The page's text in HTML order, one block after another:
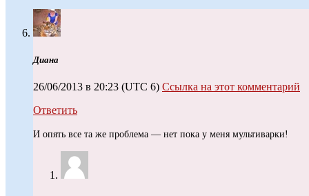
Диана
26/06/2013 в 20:23 (UTC 6) Ссылка на этот комментарий
Ответить
И опять все та же проблема — нет пока у меня мультиварки!